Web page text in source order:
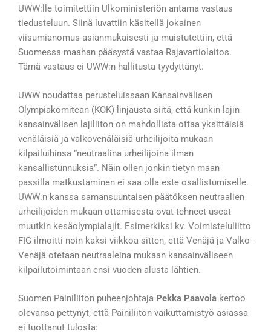
UWW:lle toimitettiin Ulkoministeriön antama vastaus
tiedusteluun. Siinä luvattiin käsitellä jokainen
viisumianomus asianmukaisesti ja muistutettiin, että
Suomessa maahan pääsystä vastaa Rajavartiolaitos.
Tämä vastaus ei UWW:n hallitusta tyydyttänyt.
UWW noudattaa perusteluissaan Kansainvälisen
Olympiakomitean (KOK) linjausta siitä, että kunkin lajin
kansainvälisen lajiliiton on mahdollista ottaa yksittäisiä
venäläisiä ja valkovenäläisiä urheilijoita mukaan
kilpailuihinsa ”neutraalina urheilijoina ilman
kansallistunnuksia”. Näin ollen jonkin tietyn maan
passilla matkustaminen ei saa olla este osallistumiselle.
UWW:n kanssa samansuuntaisen päätöksen neutraalien
urheilijoiden mukaan ottamisesta ovat tehneet useat
muutkin kesäolympialajit. Esimerkiksi kv. Voimisteluliitto
FIG ilmoitti noin kaksi viikkoa sitten, että Venäjä ja Valko-
Venäjä otetaan neutraaleina mukaan kansainväliseen
kilpailutoimintaan ensi vuoden alusta lähtien.
Suomen Painiliiton puheenjohtaja Pekka Paavola kertoo
olevansa pettynyt, että Painiliiton vaikuttamistyö asiassa
ei tuottanut tulosta: